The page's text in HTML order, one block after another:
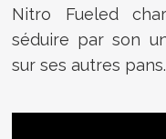
Nitro Fueled
séduire par son
sur ses autres pans.